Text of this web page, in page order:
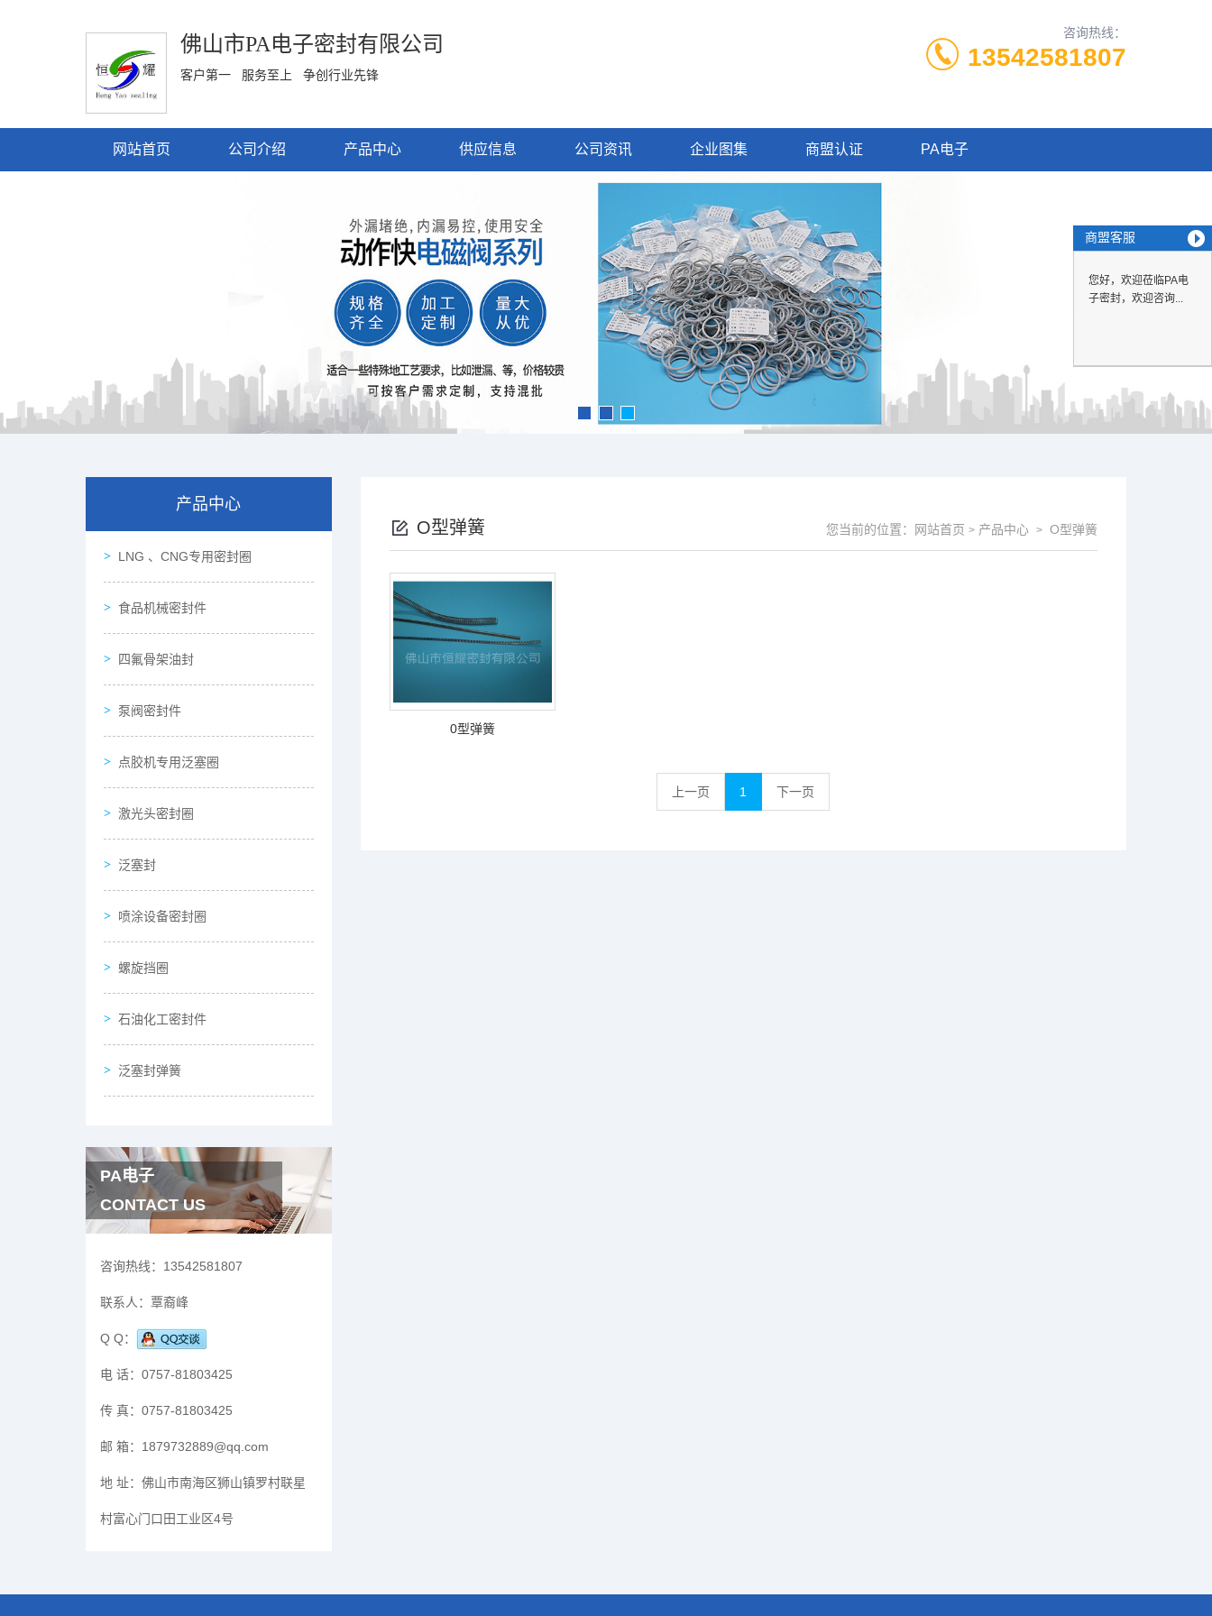
佛山市PA电子密封有限公司
客户第一 服务至上 争创行业先锋
咨询热线：
13542581807
网站首页 公司介绍 产品中心 供应信息 公司资讯 企业图集 商盟认证 PA电子
产品中心
LNG 、CNG专用密封圈
食品机械密封件
四氟骨架油封
泵阀密封件
点胶机专用泛塞圈
激光头密封圈
泛塞封
喷涂设备密封圈
螺旋挡圈
石油化工密封件
泛塞封弹簧
PA电子
CONTACT US
咨询热线： 13542581807
联系人： 覃裔峰
Q Q：
电 话： 0757-81803425
传 真： 0757-81803425
邮 箱： 1879732889@qq.com
地 址： 佛山市南海区狮山镇罗村联星
村富心门口田工业区4号
O型弹簧 您当前的位置： 网站首页 > 产品中心 > O型弹簧
0型弹簧
上一页 1 下一页
商盟客服
您好，欢迎莅临PA电
子密封，欢迎咨询...